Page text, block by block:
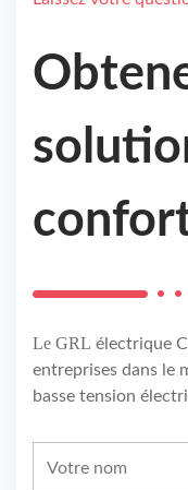
Le GRL électrique
entreprises dans le
basse tension